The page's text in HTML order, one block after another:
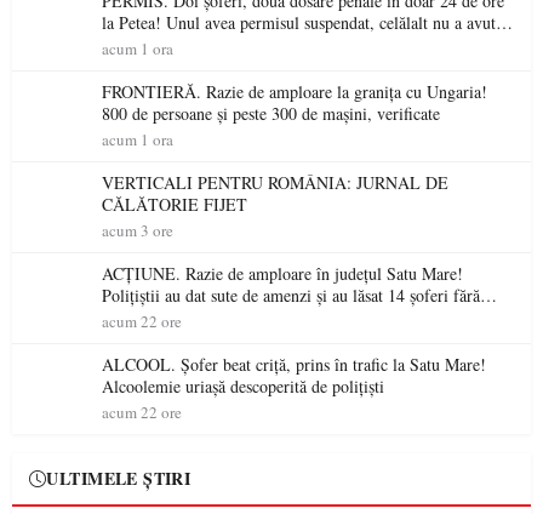
la Petea! Unul avea permisul suspendat, celălalt nu a avut
niciodată permis
acum 1 ora
FRONTIERĂ. Razie de amploare la granița cu Ungaria!
800 de persoane și peste 300 de mașini, verificate
acum 1 ora
VERTICALI PENTRU ROMÂNIA: JURNAL DE
CĂLĂTORIE FIJET
acum 3 ore
ACȚIUNE. Razie de amploare în județul Satu Mare!
Polițiștii au dat sute de amenzi și au lăsat 14 șoferi fără
permis într-o singură zi
acum 22 ore
ALCOOL. Șofer beat criță, prins în trafic la Satu Mare!
Alcoolemie uriașă descoperită de polițiști
acum 22 ore
ULTIMELE ȘTIRI